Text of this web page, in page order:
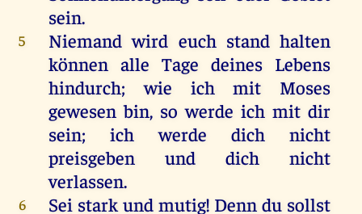
sein.
5
Niemand wird euch stand halten
können alle Tage deines Lebens
hindurch; wie ich mit Moses
gewesen bin, so werde ich mit dir
sein; ich werde dich nicht
preisgeben und dich nicht
verlassen.
6 Sei stark und mutig! Denn du sollst